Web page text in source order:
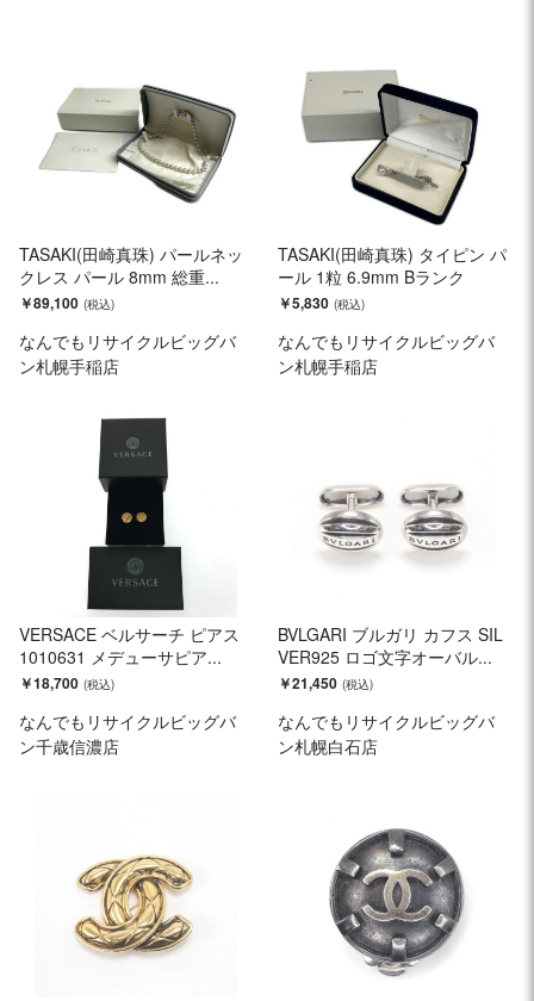
TASAKI(田崎真珠) パールネッ
クレス パール 8mm 総重...
￥89,100
なんでもリサイクルビッグバ
ン札幌手稲店
TASAKI(田崎真珠) タイピン パ
ール 1粒 6.9mm Bランク
￥5,830
なんでもリサイクルビッグバ
ン札幌手稲店
VERSACE ベルサーチ ピアス
1010631 メデューサピア...
￥18,700
なんでもリサイクルビッグバ
ン千歳信濃店
BVLGARI ブルガリ カフス SIL
VER925 ロゴ文字オーバル...
￥21,450
なんでもリサイクルビッグバ
ン札幌白石店